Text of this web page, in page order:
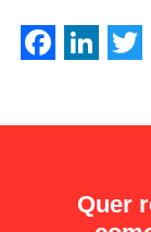
Quer